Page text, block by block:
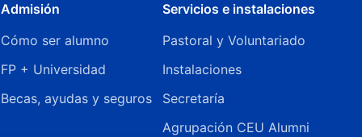
Admisión
Cómo ser alumno
FP + Universidad
Becas, ayudas y seguros
Servicios e instalaciones
Pastoral y Voluntariado
Instalaciones
Secretaría
Agrupación CEU Alumni